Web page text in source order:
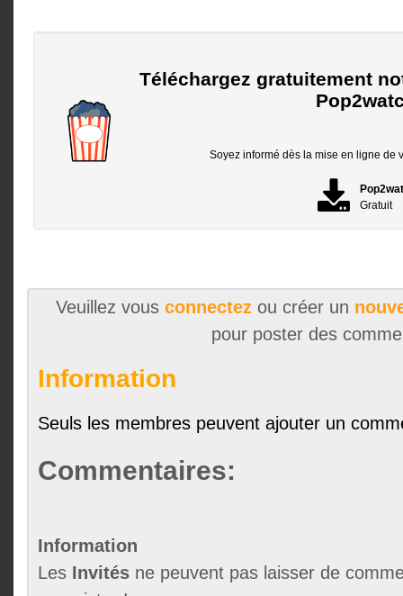
Téléchargez gratuitement
Soyez informé dès la mise en ligne de
Gratuit
Veuillez vous connectezou créer un
pour poster des
Information
Seuls les membres peuvent ajouter un
Commentaires:
Information
Les Invités ne peuvent pas laisser de